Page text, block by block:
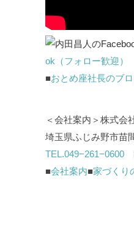
ok（フォロー歓迎）
■おとめ座社長のブ
＜会社案内＞株式会
埼玉県ふじみ野市苗
TEL.049−261−0600
■会社案内■家づくり